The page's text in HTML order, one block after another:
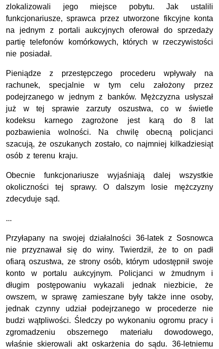
zlokalizowali jego miejsce pobytu. Jak ustalili
funkcjonariusze, sprawca przez utworzone fikcyjne konta
na jednym z portali aukcyjnych oferował do sprzedaży
partię telefonów komórkowych, których w rzeczywistości
nie posiadał.
Pieniądze z przestępczego procederu wpływały na
rachunek, specjalnie w tym celu założony przez
podejrzanego w jednym z banków. Mężczyzna usłyszał
już w tej sprawie zarzuty oszustwa, co w świetle
kodeksu karnego zagrożone jest karą do 8 lat
pozbawienia wolności. Na chwilę obecną policjanci
szacują, że oszukanych zostało, co najmniej kilkadziesiąt
osób z terenu kraju.
Obecnie funkcjonariusze wyjaśniają dalej wszystkie
okoliczności tej sprawy. O dalszym losie mężczyzny
zdecyduje sąd.
...
Przyłapany na swojej działalności 36-latek z Sosnowca
nie przyznawał się do winy. Twierdził, że to on padł
ofiarą oszustwa, ze strony osób, którym udostępnił swoje
konto w portalu aukcyjnym. Policjanci w żmudnym i
długim postępowaniu wykazali jednak niezbicie, że
owszem, w sprawę zamieszane były także inne osoby,
jednak czynny udział podejrzanego w procederze nie
budzi wątpliwości. Śledczy po wykonaniu ogromu pracy i
zgromadzeniu obszernego materiału dowodowego,
właśnie skierowali akt oskarżenia do sądu. 36-letniemu